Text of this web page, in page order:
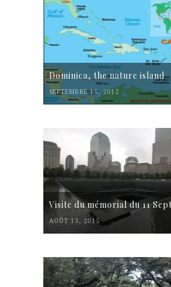
Dominica, the nature island
SEPTEMBRE 15, 2012
Visite du mémorial du 11
AOÛT 15, 2015